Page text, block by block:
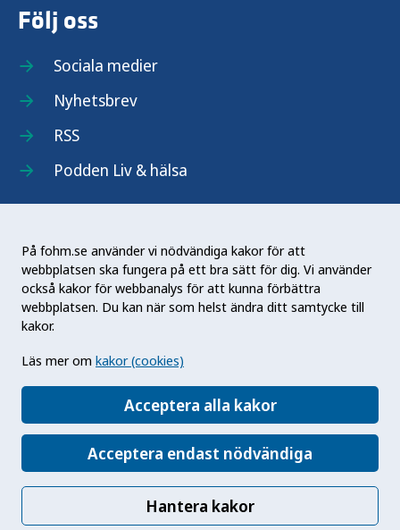
På fohm.se använder vi nödvändiga kakor för att
webbplatsen ska fungera på ett bra sätt för dig. Vi använder
också kakor för webbanalys för att kunna förbättra
webbplatsen. Du kan när som helst ändra ditt samtycke till
kakor.
Läs mer om kakor (cookies)
Acceptera alla kakor
Acceptera endast nödvändiga
Hantera kakor
Följ oss
Sociala medier
Nyhetsbrev
RSS
Podden Liv & hälsa
Folkhälsomyndigheten (Fohm) är en nationell
kunskapsmyndighet som arbetar för en bättre
folkhälsa. Det gör myndigheten genom att
främja hälsa, förebygga ohälsa och skydda mot
hälsohot. Vår vision är en folkhälsa som stärker
samhällets utveckling.